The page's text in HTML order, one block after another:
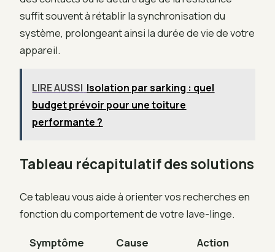
suffit souvent à rétablir la synchronisation du
système, prolongeant ainsi la durée de vie de votre
appareil.
LIRE AUSSI Isolation par sarking : quel
budget prévoir pour une toiture
performante ?
Tableau récapitulatif des solutions
Ce tableau vous aide à orienter vos recherches en
fonction du comportement de votre lave-linge.
Symptôme
Cause
Action